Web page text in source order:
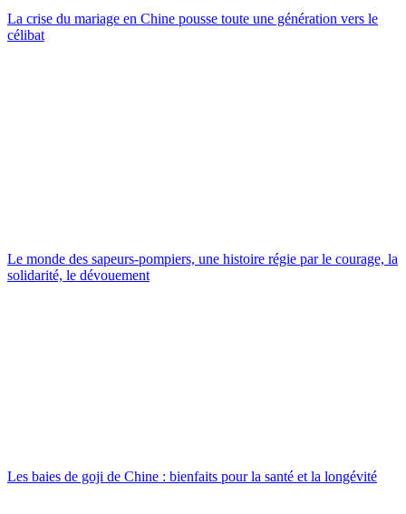
La crise du mariage en Chine pousse toute une génération vers le
célibat
Le monde des sapeurs-pompiers, une histoire régie par le courage, la
solidarité, le dévouement
Les baies de goji de Chine : bienfaits pour la santé et la longévité